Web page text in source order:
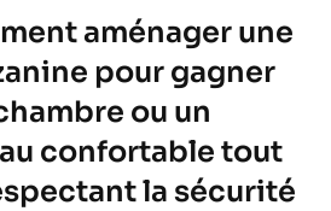
aménager une
pour gagner
ou un
confortable tout
la sécurité